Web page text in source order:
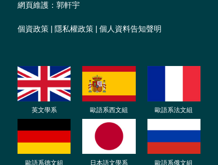
網頁維護：郭軒宇
個資政策 隱私權政策 個人資料告知聲明
英文學系 歐語系西文組 歐語系法文組
歐語系德文組 日本語文學系 歐語系俄文組